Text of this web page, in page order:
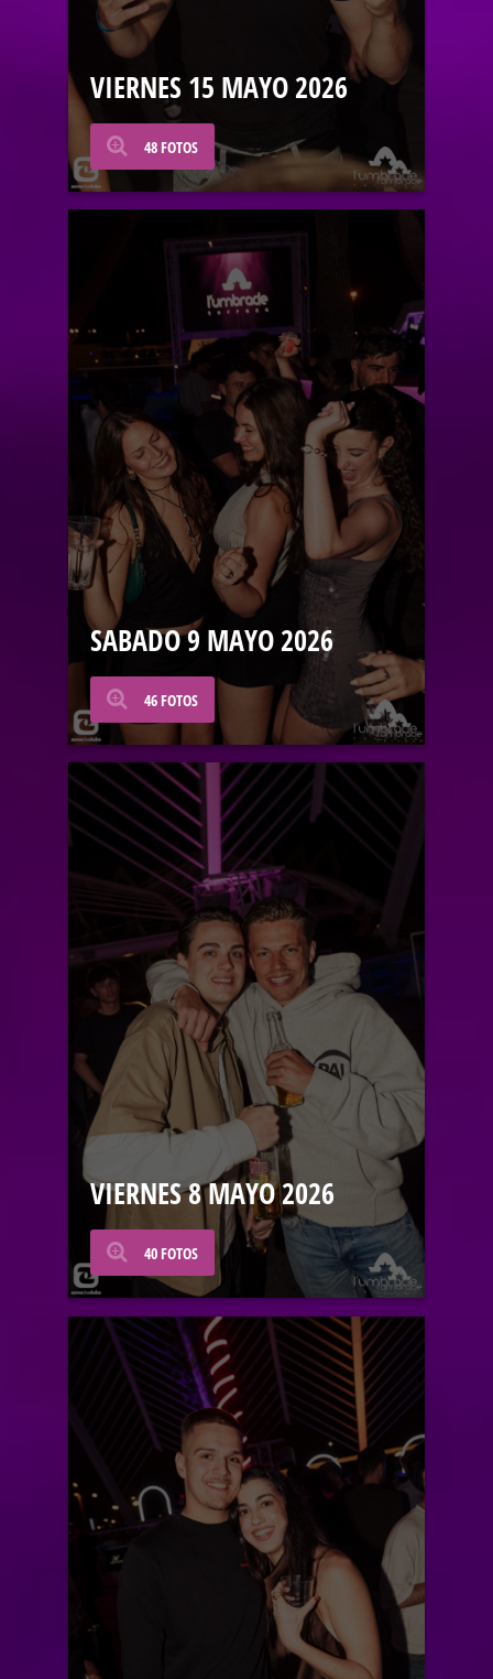
VIERNES 15 MAYO 2026
48 FOTOS
SABADO 9 MAYO 2026
46 FOTOS
VIERNES 8 MAYO 2026
40 FOTOS